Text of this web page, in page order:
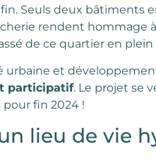
Seuls deux bâtiments
rendent hommage
de ce quartier en plein
urbaine et
participatif. Le projet se
fin 2024 !
lieu de vie